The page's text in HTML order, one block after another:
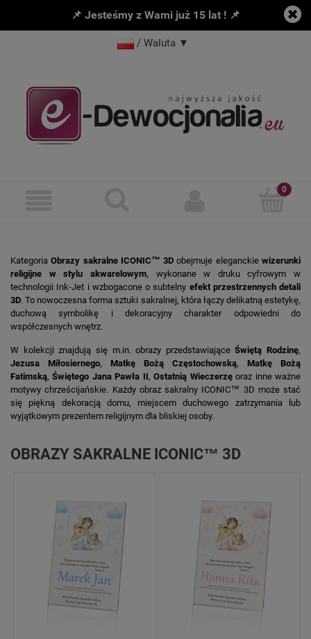
📌 Jesteśmy z Wami już 15 lat ! 📌
/ Waluta ▼
KategoriaObrazy sakralne ICONIC™ 3D obejmuje eleganckiewizerunki
religijne w stylu akwarelowym, wykonane w druku cyfrowym w
technologii Ink-Jet i wzbogacone o subtelny efekt przestrzennych detali
3D. To nowoczesna forma sztuki sakralnej, która łączy delikatną estetykę,
duchową symbolikę i dekoracyjny charakter odpowiedni do
współczesnych wnętrz.
W kolekcji znajdują się m.in. obrazy przedstawiająceŚwiętą Rodzinę,
Jezusa Miłosiernego, Matkę Bożą Częstochowską, Matkę Bożą
Fatimską,Świętego Jana Pawła II,Ostatnią Wieczerzęoraz inne ważne
motywy chrześcijańskie. Każdy obraz sakralny ICONIC™ 3D może stać
się piękną dekoracją domu, miejscem duchowego zatrzymania lub
wyjątkowym prezentem religijnym dla bliskiej osoby.
OBRAZY SAKRALNE ICONIC™ 3D